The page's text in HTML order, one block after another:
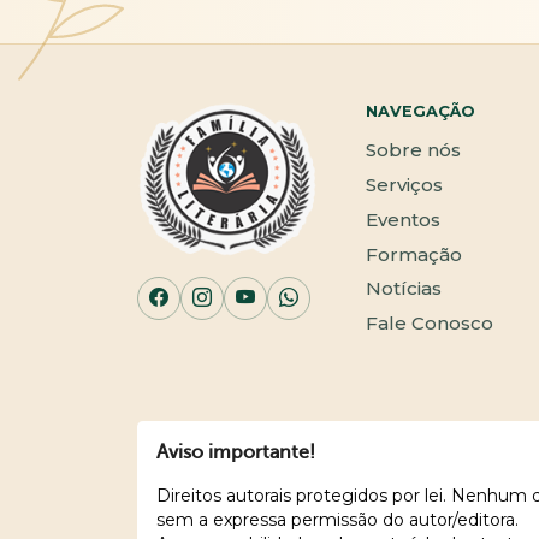
NAVEGAÇÃO
Sobre nós
Serviços
Eventos
Formação
Notícias
Fale Conosco
Aviso importante!
Direitos autorais protegidos por lei. Nenhum
sem a expressa permissão do autor/editora.